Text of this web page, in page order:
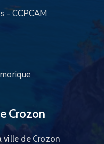
- CCPCAM
Crozon
ville de Crozon